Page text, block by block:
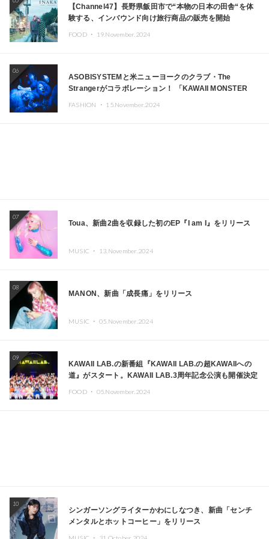
【Channel47】長野県飯田市で“本物の日本の田舎“を体
験する、インバウンド向け旅行商品の販売を開始
FOOD ・ 19.November.2024
06
ASOBISYSTEMと米ニューヨークのクラブ・The
Strangerがコラボレーション！ 「KAWAII MONSTER
FASHION ・ 15.November.2024
07
Toua、新曲2曲を収録した初のEP『I am I』をリリース
MUSIC ・ 13.November.2024
08
MANON、新曲「成長痛」をリリース
MUSIC ・ 05.November.2024
09
KAWAII LAB.の新番組『KAWAII LAB.の超KAWAIIへの
道』がスタート。KAWAII LAB.3周年記念公演も開催決定
FOOD ・ 05.November.2024
10
シンガーソングライターかわにしなつき、新曲「センチ
メンタルとホットコーヒー」をリリース